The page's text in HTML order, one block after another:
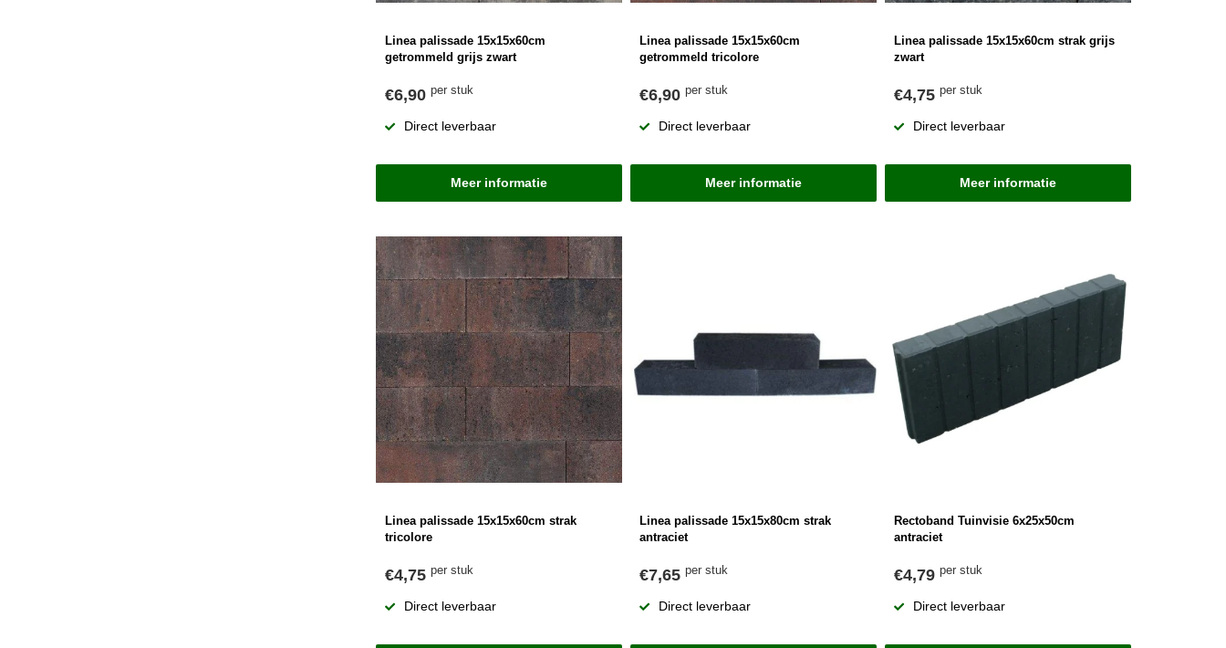
Linea palissade 15x15x60cm
getrommeld grijs zwart
€6,90 per stuk
Direct leverbaar
Meer informatie
Linea palissade 15x15x60cm
getrommeld tricolore
€6,90 per stuk
Direct leverbaar
Meer informatie
Linea palissade 15x15x60cm strak grijs
zwart
€4,75 per stuk
Direct leverbaar
Meer informatie
Linea palissade 15x15x60cm strak
tricolore
€4,75 per stuk
Direct leverbaar
Linea palissade 15x15x80cm strak
antraciet
€7,65 per stuk
Direct leverbaar
Rectoband Tuinvisie 6x25x50cm
antraciet
€4,79 per stuk
Direct leverbaar